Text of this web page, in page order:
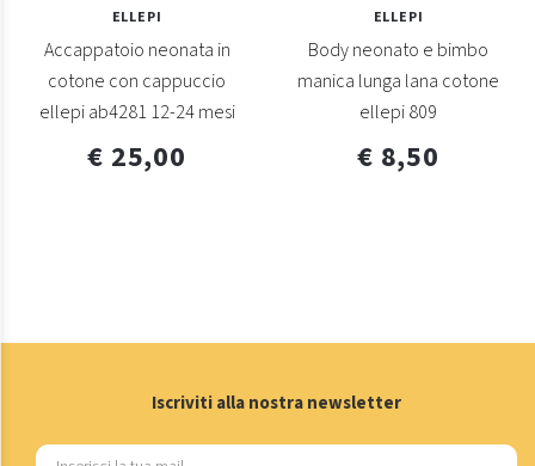
ELLEPI
Accappatoio neonata in
cotone con cappuccio
ellepi ab4281 12-24 mesi
€ 25,00
ELLEPI
Body neonato e bimbo
manica lunga lana cotone
ellepi 809
€ 8,50
Iscriviti alla nostra newsletter